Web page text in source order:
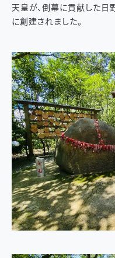
天皇が、倒幕に貢献した日
に創建されました。